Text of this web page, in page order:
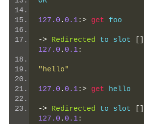
127.0 . 0.1:> get foo
-> Redirected to slot
127.0 . 0.1:
"hello"
127.0 . 0.1:> get hello
-> Redirected to slot
127.0 . 0.1: